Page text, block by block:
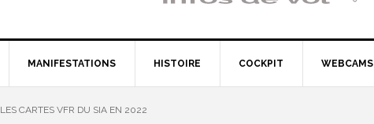
MANIFESTATIONS HISTOIRE COCKPIT WEBCAMS
LES CARTES VFR DU SIA EN 2022